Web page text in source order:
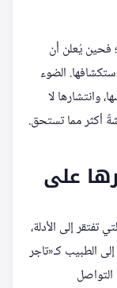
فحين يُعلن أن
الضوء
وانتشارها لا
أكثر مما تستحق.
على
تفتقر إلى الأدلة،
الطبيب كـ«تاجر